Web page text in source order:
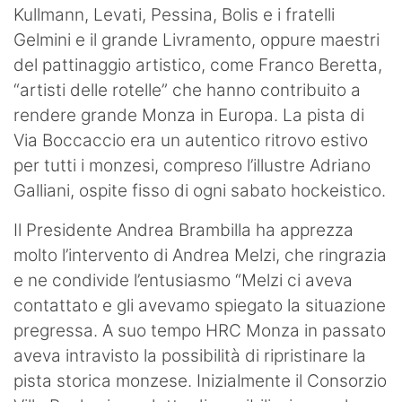
Kullmann, Levati, Pessina, Bolis e i fratelli
Gelmini e il grande Livramento, oppure maestri
del pattinaggio artistico, come Franco Beretta,
“artisti delle rotelle” che hanno contribuito a
rendere grande Monza in Europa. La pista di
Via Boccaccio era un autentico ritrovo estivo
per tutti i monzesi, compreso l’illustre Adriano
Galliani, ospite fisso di ogni sabato hockeistico.
Il Presidente Andrea Brambilla ha apprezza
molto l’intervento di Andrea Melzi, che ringrazia
e ne condivide l’entusiasmo “Melzi ci aveva
contattato e gli avevamo spiegato la situazione
pregressa. A suo tempo HRC Monza in passato
aveva intravisto la possibilità di ripristinare la
pista storica monzese. Inizialmente il Consorzio